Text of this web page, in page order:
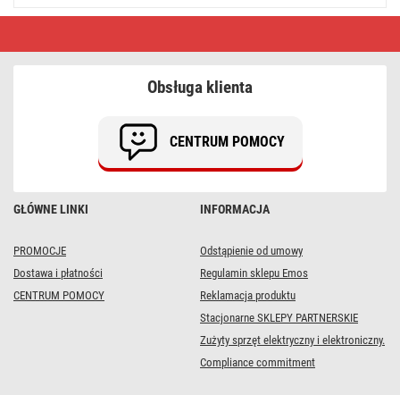
GŁÓWNE LINKI
PROMOCJE
Dostawa i płatności
CENTRUM POMOCY
INFORMACJA
Odstąpienie od umowy
Regulamin sklepu Emos
Reklamacja produktu
Stacjonarne SKLEPY PARTNERSKIE
Zużyty sprzęt elektryczny i elektroniczny.
Compliance commitment
Obsługa klienta
CENTRUM POMOCY